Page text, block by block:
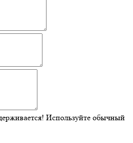
Используйте обычный